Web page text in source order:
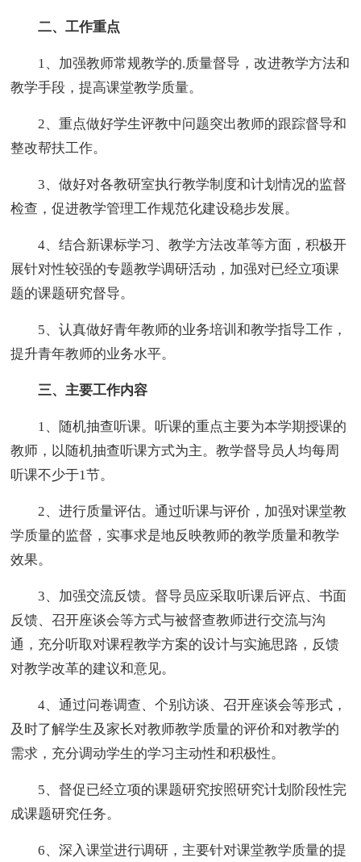
二、工作重点
1、加强教师常规教学的.质量督导，改进教学方法和
教学手段，提高课堂教学质量。
2、重点做好学生评教中问题突出教师的跟踪督导和
整改帮扶工作。
3、做好对各教研室执行教学制度和计划情况的监督
检查，促进教学管理工作规范化建设稳步发展。
4、结合新课标学习、教学方法改革等方面，积极开
展针对性较强的专题教学调研活动，加强对已经立项课
题的课题研究督导。
5、认真做好青年教师的业务培训和教学指导工作，
提升青年教师的业务水平。
三、主要工作内容
1、随机抽查听课。听课的重点主要为本学期授课的
教师，以随机抽查听课方式为主。教学督导员人均每周
听课不少于1节。
2、进行质量评估。通过听课与评价，加强对课堂教
学质量的监督，实事求是地反映教师的教学质量和教学
效果。
3、加强交流反馈。督导员应采取听课后评点、书面
反馈、召开座谈会等方式与被督查教师进行交流与沟
通，充分听取对课程教学方案的设计与实施思路，反馈
对教学改革的建议和意见。
4、通过问卷调查、个别访谈、召开座谈会等形式，
及时了解学生及家长对教师教学质量的评价和对教学的
需求，充分调动学生的学习主动性和积极性。
5、督促已经立项的课题研究按照研究计划阶段性完
成课题研究任务。
6、深入课堂进行调研，主要针对课堂教学质量的提